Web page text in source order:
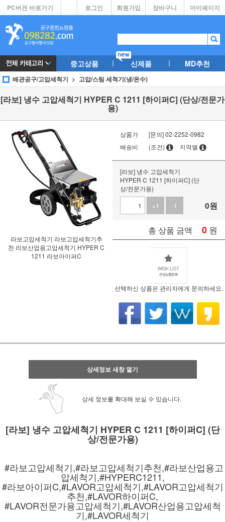
PC버전 바로가기 마이페이지
장바구니
회원가입
로그인
중고상품 신제품 MD추천
배관공구/고압세척기 고압/스팀 세척기(냉/온수)
[라보] 냉수 고압세척기 HYPER C 1211 [하이퍼C] (단상/전문가
용)
라보고압세척기 라보고압세척기추
천 라보산업용고압세척기 HYPER C
1211 라보아이퍼C
상품가
[문의] 02-2252-0982
배송비
(조건) 지역별
[라보] 냉수 고압세척기
HYPER C 1211 [하이퍼C] (단
상/전문가용)
+1
-1 0원
총 상품 금액 0 원
선택하신 상품은 관리자에게 문의하세요.
상세정보 새창 열기
상세 정보를 확대해 보실 수 있습니다.
[라보] 냉수 고압세척기 HYPER C 1211 [하이퍼C] (단
상/전문가용)
#라보고압세척기,#라보고압세척기추천,#라보산업용고
압세척기,#HYPERC1211,
#라보아이퍼C,#LAVOR고압세척기,#LAVOR고압세척기
추천,#LAVOR하이퍼C,
#LAVOR전문가용고압세척기,#LAVOR산업용고압세척
기,#LAVOR세척기